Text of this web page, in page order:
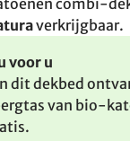
combi-
verkrijgbaar.
voor u
dit dekbed
van bio-